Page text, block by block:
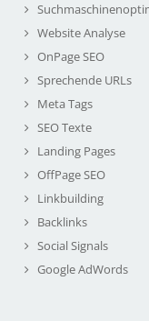
Website Analyse
OnPage SEO
Sprechende URLs
Meta Tags
SEO Texte
Landing Pages
OffPage SEO
Linkbuilding
Backlinks
Social Signals
Google AdWords